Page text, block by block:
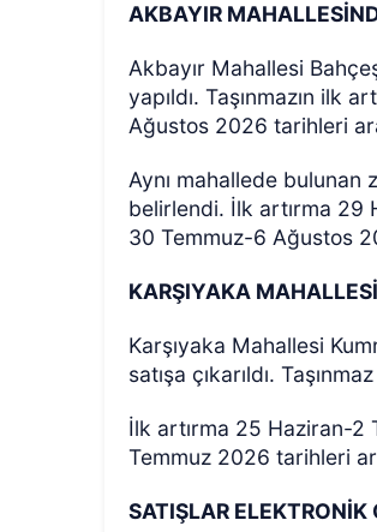
AKBAYIR
Akbayır Mahallesi
yapıldı. Taşınmazın ilk
Ağustos 2026 tarihleri
Aynı mahallede bulunan
belirlendi. İlk artırma 29
30 Temmuz-6 Ağustos
KARŞIYAKA
Karşıyaka Mahallesi
satışa çıkarıldı.
İlk artırma 25 Haziran-2
Temmuz 2026 tarihleri
SATIŞLAR